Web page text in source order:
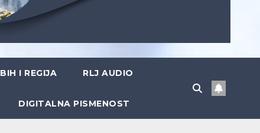
BIH I REGIJA RLJ AUDIO
DIGITALNA PISMENOST